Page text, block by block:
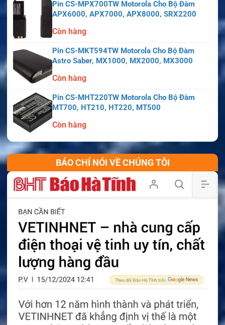
Pin CS-MPX700TW Motorola Cho Bộ Đàm
APX6000, APX7000, APX8000, SRX2200
Còn hàng
Pin CS-MKT594TW Motorola Cho Bộ Đàm
Astro Saber, MX1000, MX2000, MX3000
Còn hàng
Pin CS-MHT220TW Motorola Cho Bộ Đàm
MT700, HT210, HT220, MT500
Còn hàng
BÁO CHÍ NÓI VỀ CHÚNG TÔI